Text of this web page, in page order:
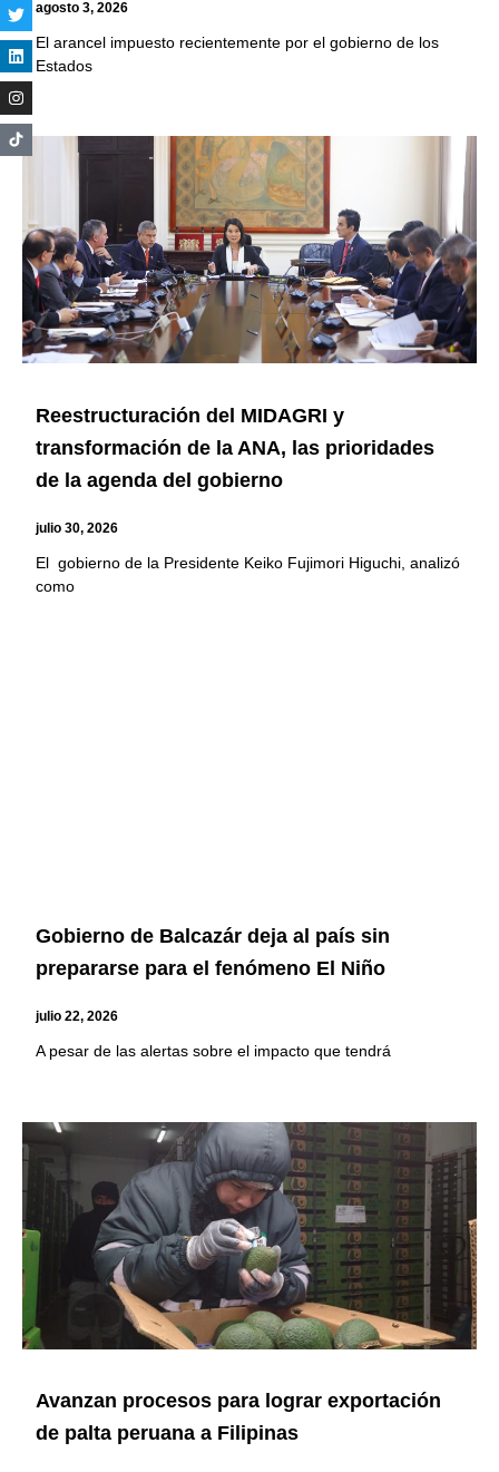
agosto 3, 2026
El arancel impuesto recientemente por el gobierno de los
Estados
Reestructuración del MIDAGRI y
transformación de la ANA, las prioridades
de la agenda del gobierno
julio 30, 2026
El gobierno de la Presidente Keiko Fujimori Higuchi, analizó
como
Gobierno de Balcazár deja al país sin
prepararse para el fenómeno El Niño
julio 22, 2026
A pesar de las alertas sobre el impacto que tendrá
Avanzan procesos para lograr exportación
de palta peruana a Filipinas